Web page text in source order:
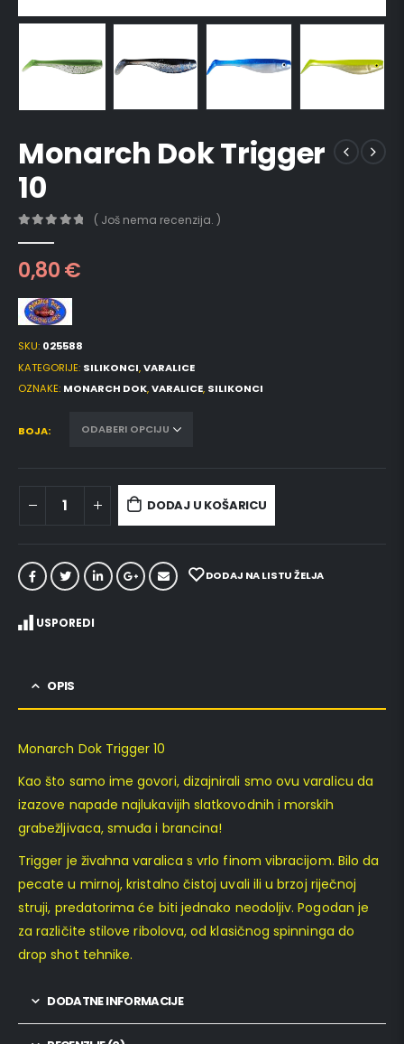
Monarch Dok Trigger
10
( Još nema recenzija. )
0,80€
SKU: 025588
KATEGORIJE: SILIKONCI,VARALICE
OZNAKE: MONARCH DOK,VARALICE, SILIKONCI
BOJA
DODAJ U KOŠARICU
DODAJ NA LISTU ŽELJA
USPOREDI
OPIS
Monarch Dok Trigger 10
Kao što samo ime govori, dizajnirali smo ovu varalicu da
izazove napade najlukavijih slatkovodnih i morskih
grabežljivaca, smuđa i brancina!
Trigger je živahna varalica s vrlo finom vibracijom. Bilo da
pecate u mirnoj, kristalno čistoj uvali ili u brzoj riječnoj
struji, predatorima će biti jednako neodoljiv. Pogodan je
za različite stilove ribolova, od klasičnog spinninga do
drop shot tehnike.
DODATNE INFORMACIJE